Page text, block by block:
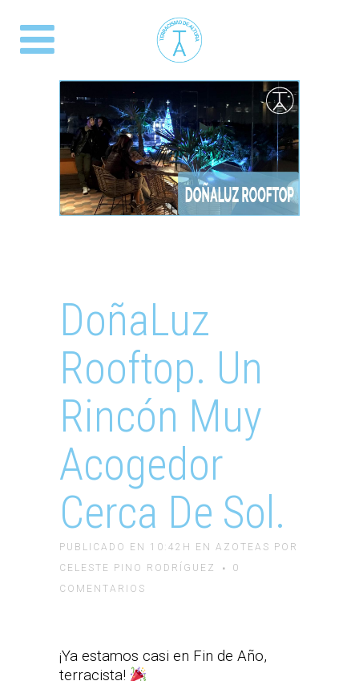
DoñaLuz
Rooftop. Un
Rincón Muy
Acogedor
Cerca De Sol.
PUBLICADO EN 10:42H EN AZOTEAS POR
CELESTE PINO RODRÍGUEZ
0
COMENTARIOS
¡Ya estamos casi en Fin de Año,
terracista!